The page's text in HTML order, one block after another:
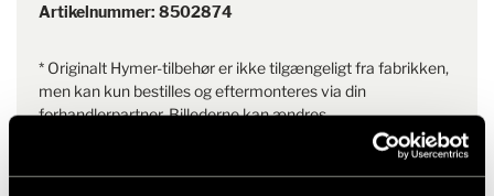
Artikelnummer: 8502874
* Originalt Hymer-tilbehør er ikke tilgængeligt fra fabrikken,
men kan kun bestilles og eftermonteres via din
forhandlerpartner. Billederne kan ændres.